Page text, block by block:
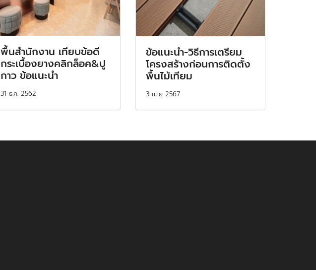
พื้นสำนักงาน เทียบข้อดี
กระเบื้องยางคลิกล็อค&ปู
กาว ข้อแนะนำ
31 ธ.ค. 2562
ข้อแนะนำ-วิธีการเตรียม
โครงสร้างก่อนการติดตั้ง
พื้นไม้เทียม
3 เม.ย 2567